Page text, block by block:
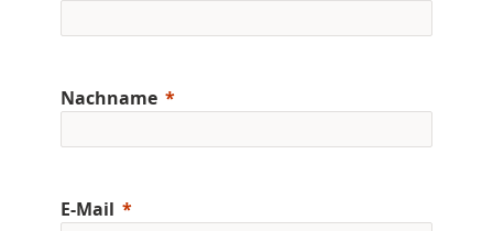
Nachname
E-Mail